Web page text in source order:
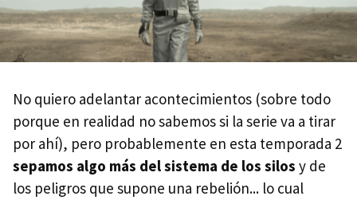
No quiero adelantar acontecimientos (sobre todo
porque en realidad no sabemos si la serie va a tirar
por ahí), pero probablemente en esta temporada 2
sepamos algo más del sistema de los silos y de
los peligros que supone una rebelión... lo cual